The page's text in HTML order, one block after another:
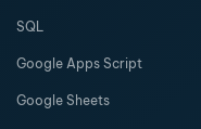
SQL
Google Apps Script
Google Sheets